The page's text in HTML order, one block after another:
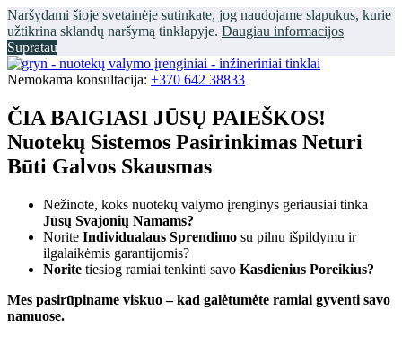
Naršydami šioje svetainėje sutinkate, jog naudojame slapukus, kurie
užtikrina sklandų naršymą tinklapyje. Daugiau informacijos
Supratau
Nemokama konsultacija: +370 642 38833
ČIA BAIGIASI JŪSŲ PAIEŠKOS!
Nuotekų Sistemos Pasirinkimas Neturi
Būti Galvos Skausmas
Nežinote, koks nuotekų valymo įrenginys geriausiai tinka
Jūsų Svajonių Namams?
Norite Individualaus Sprendimo su pilnu išpildymu ir
ilgalaikėmis garantijomis?
Norite tiesiog ramiai tenkinti savo Kasdienius Poreikius?
Mes pasirūpiname viskuo – kad galėtumėte ramiai gyventi savo
namuose.